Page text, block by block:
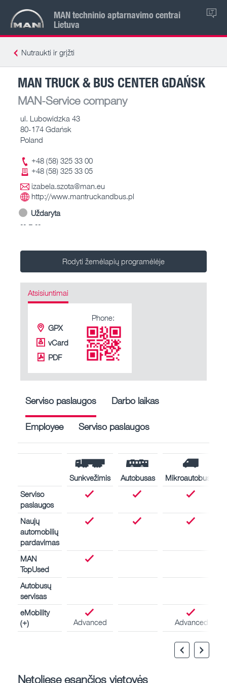
MAN techninio aptarnavimo centrai
Lietuva
LT
Nutraukti ir grįžti
MAN TRUCK & BUS CENTER GDAŃSK
MAN-Service company
ul. Lubowidzka 43
80-174 Gdańsk
Poland
+48 (58) 325 33 00
+48 (58) 325 33 05
izabela.szota@man.eu
http://www.mantruckandbus.pl
Uždaryta
-- – --
Rodyti žemėlapių programėlėje
Atsisiuntimai
GPX
vCard
PDF
Phone:
Serviso paslaugos Darbo laikas
Employee Serviso paslaugos
Sunkvežimis Autobusas
Mikroautobusas
Serviso
paslaugos
Naujų
automobilių
pardavimas
MAN
TopUsed
Autobusų
servisas
eMobility
(+)
Advanced Advanced
Netoliese esančios vietovės